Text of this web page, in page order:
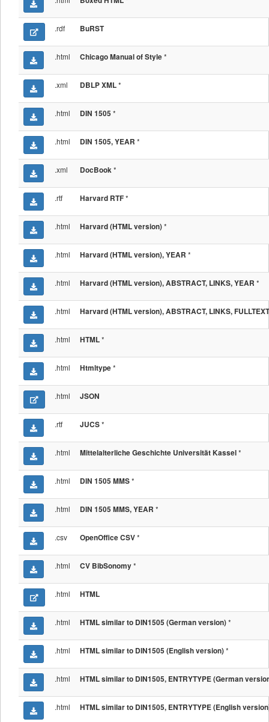
.rdf BuRST
.html Chicago Manual of Style*
.xml DBLP XML*
.html DIN 1505 *
.html DIN 1505, YEAR *
.xml DocBook*
.rtf Harvard RTF*
.html Harvard (HTML version)*
.html Harvard (HTML version), YEAR *
.html Harvard (HTML version), ABSTRACT, LINKS, YEAR *
.html Harvard (HTML version), ABSTRACT, LINKS,
.html HTML*
.html Htmltype*
.html JSON
.rtf JUCS*
.html Mittelalterliche Geschichte Universität Kassel*
.html DIN 1505 MMS*
.html DIN 1505 MMS, YEAR *
.csv OpenOffice CSV*
.html CV BibSonomy*
.html HTML
.html HTML similar to DIN1505 (German version)*
.html HTML similar to DIN1505 (English version)*
.html HTML similar to DIN1505, ENTRYTYPE (German
.html HTML similar to DIN1505, ENTRYTYPE (English